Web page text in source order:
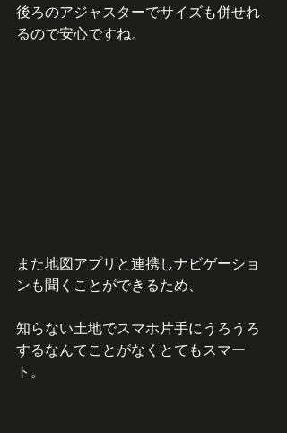
後ろのアジャスターでサイズも併せれ
るので安心ですね。
また地図アプリと連携しナビゲーショ
ンも聞くことができるため、
知らない土地でスマホ片手にうろうろ
するなんてことがなくとてもスマー
ト。